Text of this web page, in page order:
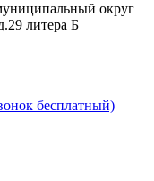
округ
литера Б
бесплатный)